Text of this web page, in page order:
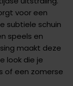
voor een
subtiele schuin
speels en
maakt deze
look die je
of een zomerse